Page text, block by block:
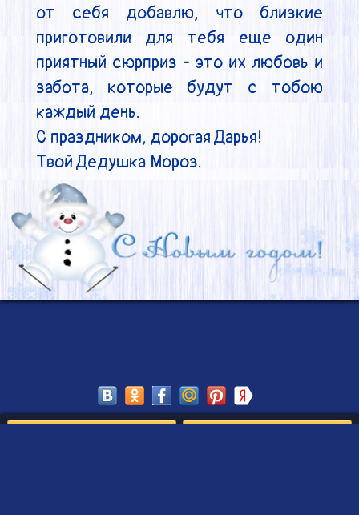
от себя добавлю, что близкие
приготовили для тебя еще один
приятный сюрприз - это их любовь и
забота, которые будут с тобою
каждый день.
С праздником, дорогая Дарья!
Твой Дедушка Мороз.